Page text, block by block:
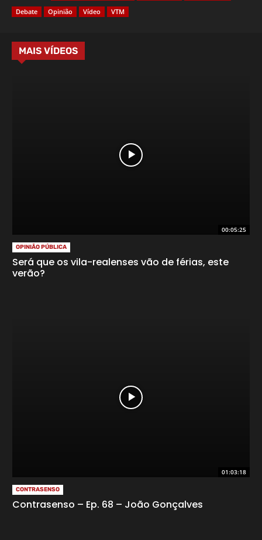
Debate
Opinião Vídeo VTM
MAIS VÍDEOS
00:05:25
OPINIÃO PÚBLICA
Será que os vila-realenses vão de férias, este
verão?
01:03:18
CONTRASENSO
Contrasenso – Ep. 68 – João Gonçalves